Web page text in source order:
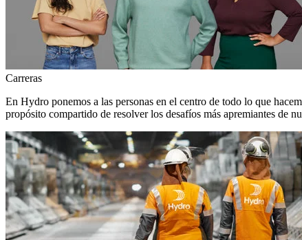
Carreras
En Hydro ponemos a las personas en el centro de todo lo que
propósito compartido de resolver los desafíos más apremiantes de